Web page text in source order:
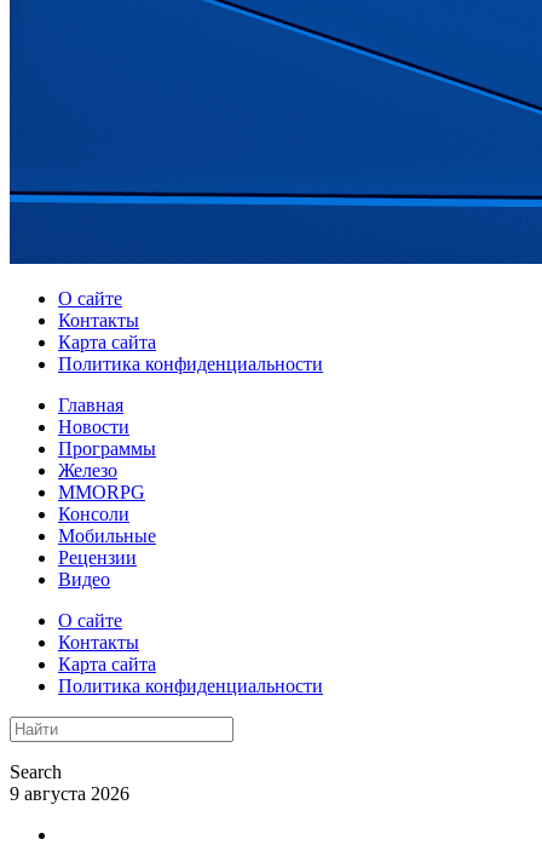
О сайте
Контакты
Карта сайта
Политика конфиденциальности
Главная
Новости
Программы
Железо
MMORPG
Консоли
Мобильные
Рецензии
Видео
О сайте
Контакты
Карта сайта
Политика конфиденциальности
Search
9 августа 2026